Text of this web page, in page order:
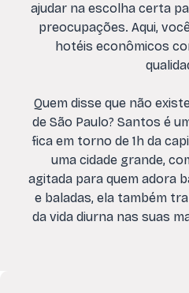
ajudar na escolha certa
preocupações. Aqui,
hotéis econômicos
Quem disse que não
de São Paulo? Santos é
fica em torno de 1h da
uma cidade grande,
agitada para quem adora
e baladas, ela também
da vida diurna nas suas